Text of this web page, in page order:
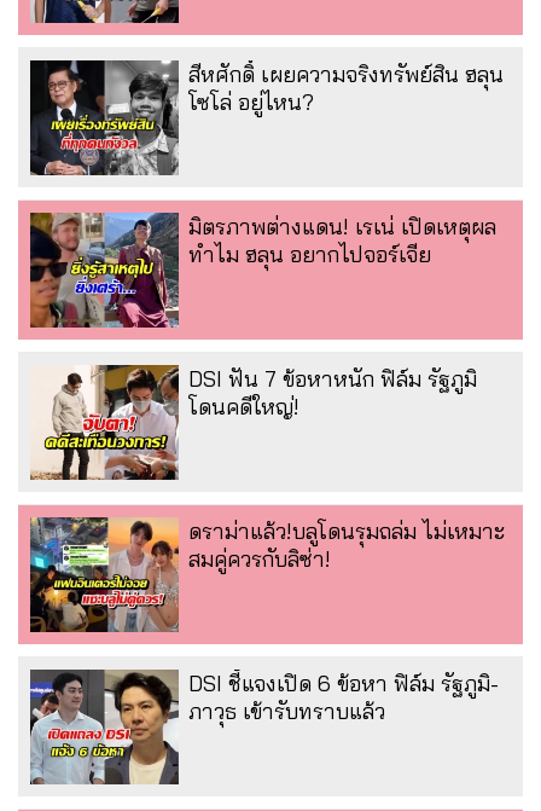
สีหศักดิ์ เผยความจริงทรัพย์สิน ฮลุน
โซโล่ อยู่ไหน?
มิตรภาพต่างแดน! เรเน่ เปิดเหตุผล
ทำไม ฮลุน อยากไปจอร์เจีย
DSI ฟัน 7 ข้อหาหนัก ฟิล์ม รัฐภูมิ
โดนคดีใหญ่!
ดราม่าแล้ว!บลูโดนรุมถล่ม ไม่เหมาะ
สมคู่ควรกับลิซ่า!
DSI ชี้แจงเปิด 6 ข้อหา ฟิล์ม รัฐภูมิ-
ภาวุธ เข้ารับทราบแล้ว